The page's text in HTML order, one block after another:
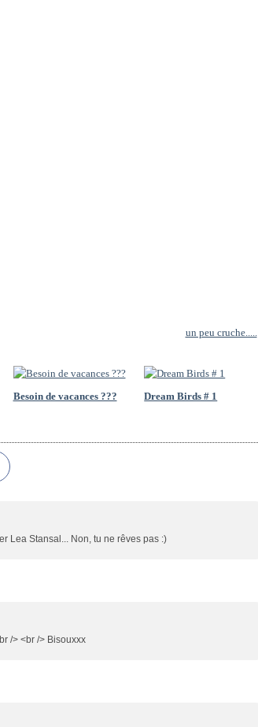
un peu cruche.....
Besoin de vacances ??? Dream Birds # 1
Lea Stansal... Non, tu ne rêves pas :)
/> <br /> Bisouxxx